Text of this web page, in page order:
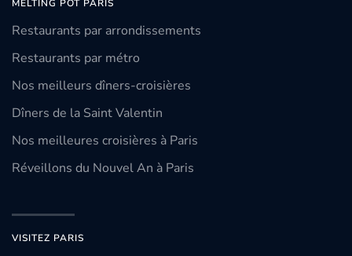
MELTING POT PARIS
Restaurants par arrondissements
Restaurants par métro
Nos meilleurs dîners-croisières
Dîners de la Saint Valentin
Nos meilleures croisières à Paris
Réveillons du Nouvel An à Paris
VISITEZ PARIS